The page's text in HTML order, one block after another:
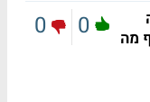
מה
0
0